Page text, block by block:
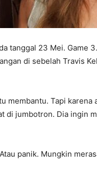
tanggal 23 Mei. Game
di sebelah Travis
membantu. Tapi karena
di jumbotron. Dia ingin
panik. Mungkin